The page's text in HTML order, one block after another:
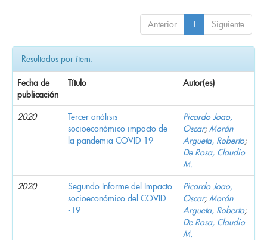
Anterior 1 Siguiente
Resultados por ítem:
Fecha de
publicación
Título Autor(es)
2020
Tercer análisis
socioeconómico impacto de
la pandemia COVID-19
Picardo Joao,
Oscar;Morán
Argueta, Roberto;
De Rosa, Claudio
M.
2020
Segundo Informe del Impacto
socioeconómico del COVID
-19
Picardo Joao,
Oscar;Morán
Argueta, Roberto;
De Rosa, Claudio
M.